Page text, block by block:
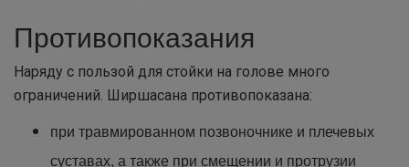
Противопоказания
Наряду с пользой для стойки на голове много
ограничений. Ширшасана противопоказана:
при травмированном позвоночнике и плечевых
суставах, а также при смещении и протрузии